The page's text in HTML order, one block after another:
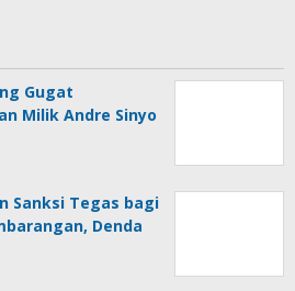
Gugat
Milik Andre Sinyo
Sanksi Tegas bagi
Denda